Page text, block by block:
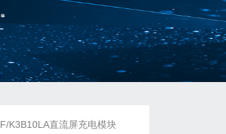
K3B10LA直流屏充电模块